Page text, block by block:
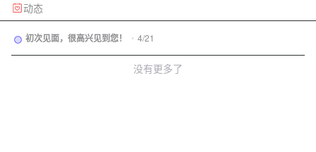
动态
初次见面，很高兴见到您！ • 4/21
没有更多了